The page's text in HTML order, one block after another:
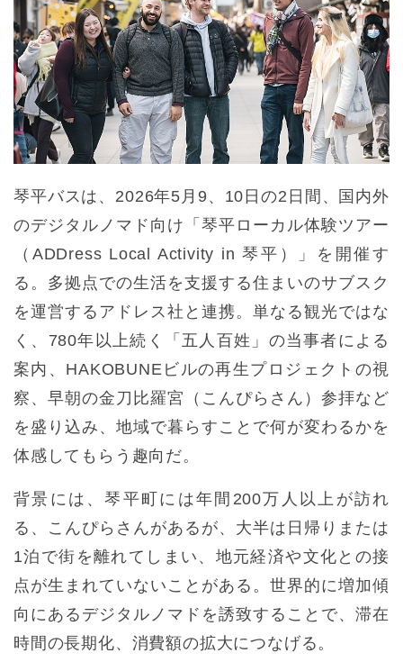
琴平バスは、2026年5月9、10日の2日間、国内外
のデジタルノマド向け「琴平ローカル体験ツアー
（ADDress Local Activity in 琴平）」を開催す
る。多拠点での生活を支援する住まいのサブスク
を運営するアドレス社と連携。単なる観光ではな
く、780年以上続く「五人百姓」の当事者による
案内、HAKOBUNEビルの再生プロジェクトの視
察、早朝の金刀比羅宮（こんぴらさん）参拝など
を盛り込み、地域で暮らすことで何が変わるかを
体感してもらう趣向だ。
背景には、琴平町には年間200万人以上が訪れ
る、こんぴらさんがあるが、大半は日帰りまたは
1泊で街を離れてしまい、地元経済や文化との接
点が生まれていないことがある。世界的に増加傾
向にあるデジタルノマドを誘致することで、滞在
時間の長期化、消費額の拡大につなげる。